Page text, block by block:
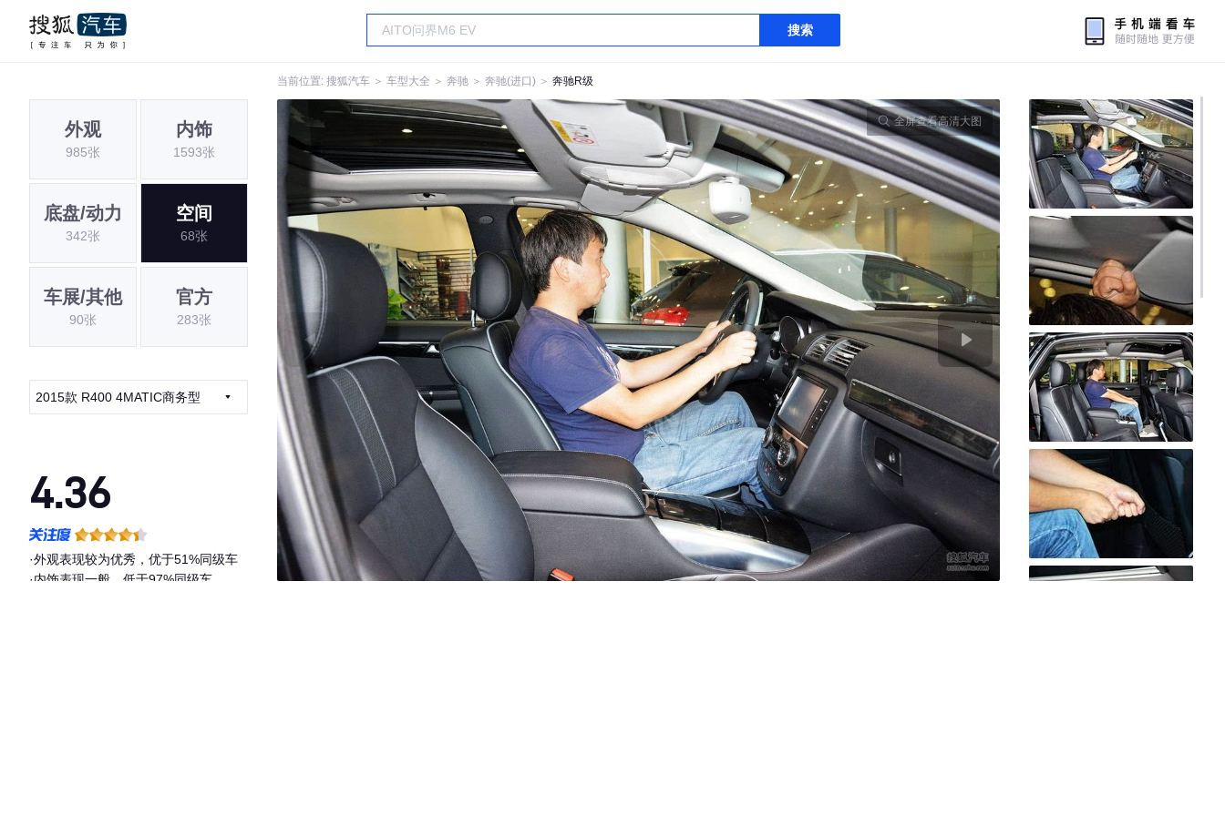
搜索
当前位置: 搜狐汽车 ＞ 车型大全 ＞ 奔驰 ＞ 奔驰(进口) ＞ 奔驰R级
外观
985张
内饰
1593张
底盘/动力
342张
空间
68张
车展/其他
90张
官方
283张
2015款 R400 4MATIC商务型
4.36
·外观表现较为优秀，优于51%同级车
·内饰表现一般，低于97%同级车
全屏查看高清大图